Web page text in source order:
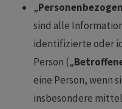
„
sind alle
identifizierte oder
Person („
eine Person, wenn
insbesondere